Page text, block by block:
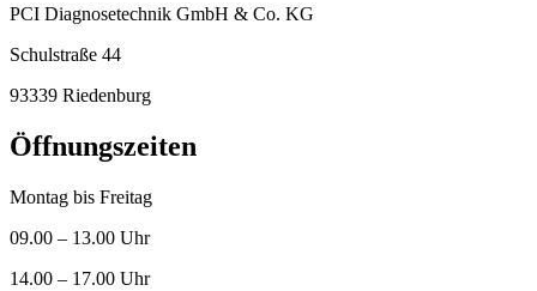
PCI Diagnosetechnik GmbH & Co. KG
Schulstraße 44
93339 Riedenburg
Öffnungszeiten
Montag bis Freitag
09.00 – 13.00 Uhr
14.00 – 17.00 Uhr